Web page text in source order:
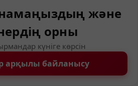
және
орны
күніге көрсін
арқылы байланысу